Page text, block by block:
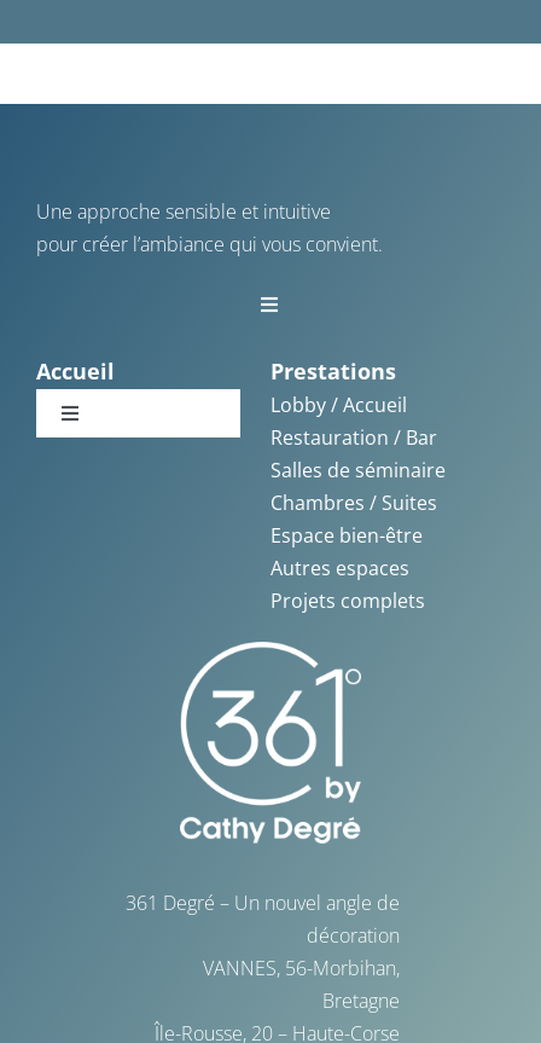
Une approche sensible et intuitive
pour créer l’ambiance qui vous convient.
Toggle
Vannes
La Baule
Accueil
Toggle
Prestations
Lobby / Accueil
Restauration / Bar
Salles de séminaire
Chambres / Suites
Espace bien-être
Autres espaces
Projets complets
361 Degré – Un nouvel angle de
décoration
VANNES, 56-Morbihan,
Bretagne
Île-Rousse, 20 – Haute-Corse